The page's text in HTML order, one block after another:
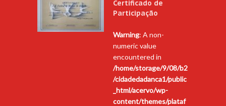
Certificado de
Participação
Warning: A non-
numeric value
encountered in
/home/storage/9/08/b2
/cidadedadanca1/public
_html/acervo/wp-
content/themes/plataf